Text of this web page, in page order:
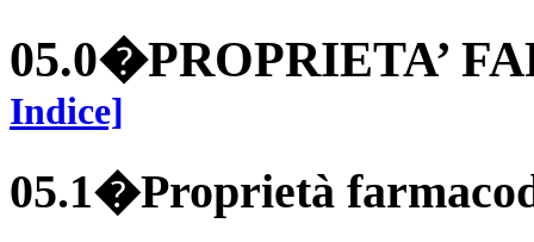
05.0�PROPRIETA’
Indice]
05.1�Proprietà